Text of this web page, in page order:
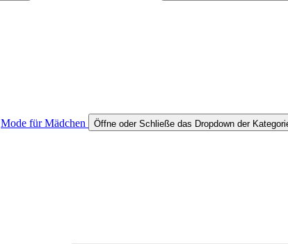
Mode für Mädchen Öffne oder Schließe das Dropdown der